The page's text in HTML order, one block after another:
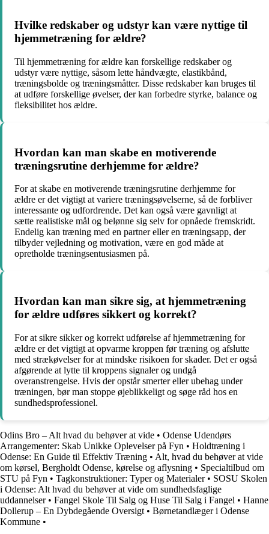
Hvilke redskaber og udstyr kan være nyttige til
hjemmetræning for ældre?
Til hjemmetræning for ældre kan forskellige redskaber og
udstyr være nyttige, såsom lette håndvægte, elastikbånd,
træningsbolde og træningsmåtter. Disse redskaber kan bruges til
at udføre forskellige øvelser, der kan forbedre styrke, balance og
fleksibilitet hos ældre.
Hvordan kan man skabe en motiverende
træningsrutine derhjemme for ældre?
For at skabe en motiverende træningsrutine derhjemme for
ældre er det vigtigt at variere træningsøvelserne, så de forbliver
interessante og udfordrende. Det kan også være gavnligt at
sætte realistiske mål og belønne sig selv for opnåede fremskridt.
Endelig kan træning med en partner eller en træningsapp, der
tilbyder vejledning og motivation, være en god måde at
opretholde træningsentusiasmen på.
Hvordan kan man sikre sig, at hjemmetræning
for ældre udføres sikkert og korrekt?
For at sikre sikker og korrekt udførelse af hjemmetræning for
ældre er det vigtigt at opvarme kroppen før træning og afslutte
med strækøvelser for at mindske risikoen for skader. Det er også
afgørende at lytte til kroppens signaler og undgå
overanstrengelse. Hvis der opstår smerter eller ubehag under
træningen, bør man stoppe øjeblikkeligt og søge råd hos en
sundhedsprofessionel.
Odins Bro – Alt hvad du behøver at vide • Odense Udendørs
Arrangementer: Skab Unikke Oplevelser på Fyn • Holdtræning i
Odense: En Guide til Effektiv Træning • Alt, hvad du behøver at vide
om kørsel, Bergholdt Odense, kørelse og aflysning • Specialtilbud om
STU på Fyn • Tagkonstruktioner: Typer og Materialer• SOSU Skolen
i Odense: Alt hvad du behøver at vide om sundhedsfaglige
uddannelser• Fangel Skole Til Salg og Huse Til Salg i Fangel • Hanne
Dollerup – En Dybdegående Oversigt • Børnetandlæger i Odense
Kommune •